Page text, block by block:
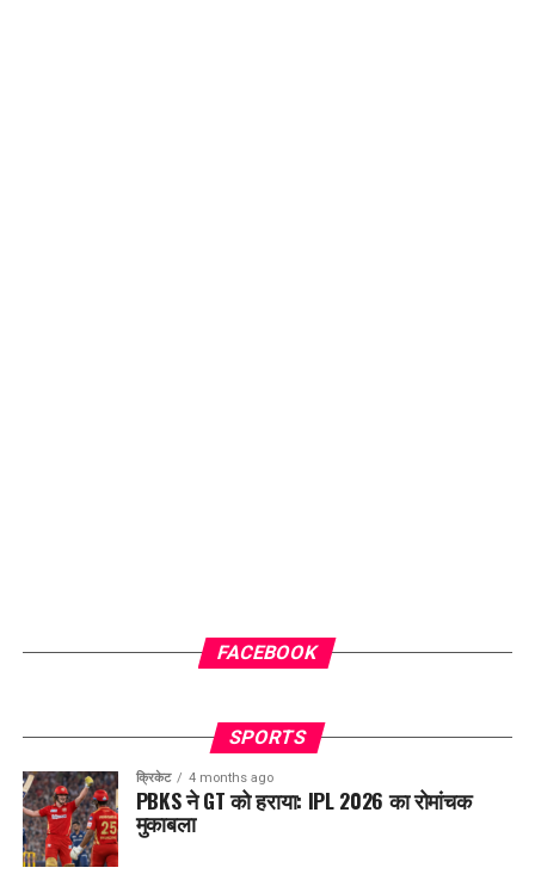
FACEBOOK
SPORTS
क्रिकेट 4 months ago
PBKS ने GT को हराया: IPL 2026 का रोमांचक
मुकाबला